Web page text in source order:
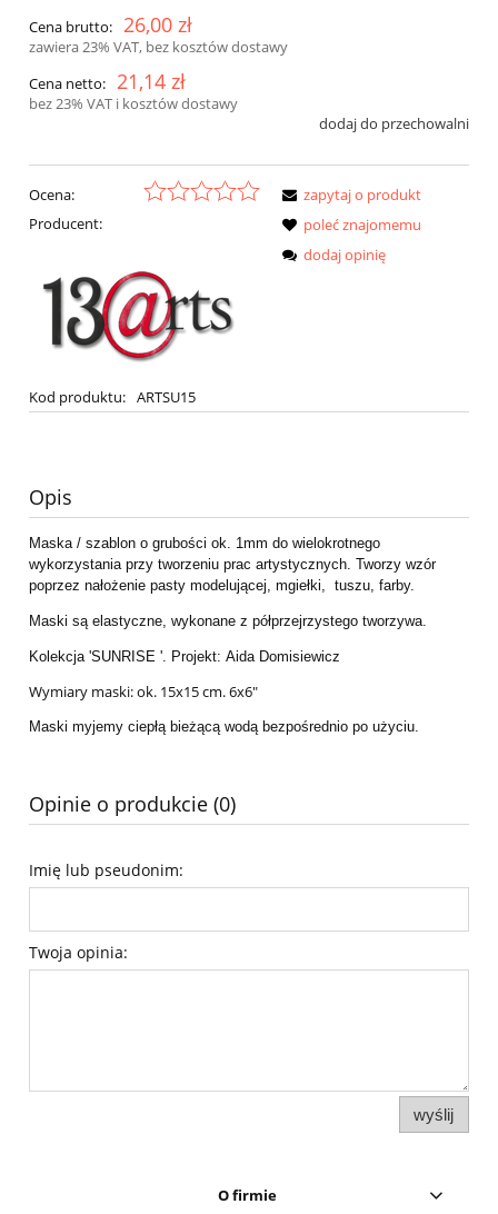
Cena brutto: 26,00 zł
zawiera 23% VAT, bez kosztów dostawy
Cena netto: 21,14 zł
bez 23% VAT i kosztów dostawy
dodaj do przechowalni
Ocena:
Producent:
Kod produktu: ARTSU15
zapytaj o produkt
poleć znajomemu
dodaj opinię
Opis
Maska / szablon o grubości ok. 1mm do wielokrotnego
wykorzystania przy tworzeniu prac artystycznych. Tworzy wzór
poprzez nałożenie pasty modelującej, mgiełki, tuszu, farby.
Maski są elastyczne, wykonane z półprzejrzystego tworzywa.
Kolekcja 'SUNRISE '. Projekt: Aida Domisiewicz
Wymiary maski: ok. 15x15 cm. 6x6"
Maski myjemy ciepłą bieżącą wodą bezpośrednio po użyciu.
Opinie o produkcie (0)
Imię lub pseudonim:
Twoja opinia:
wyślij
O firmie